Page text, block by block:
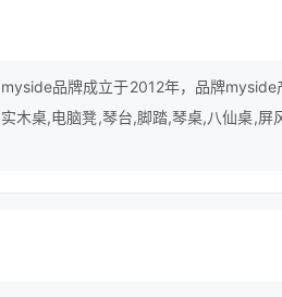
myside品牌成立于2012年，品牌
实木桌,电脑凳,琴台,脚踏,琴桌,八仙桌,